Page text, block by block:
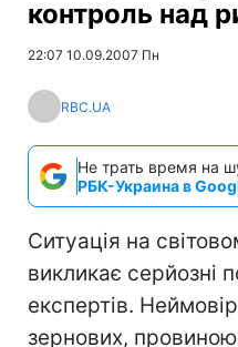
контроль над
22:07 10.09.2007 Пн
RBC.UA
Не трать время на
РБК-Украина в
Ситуація на
викликає серйозні
експертів.
зернових,